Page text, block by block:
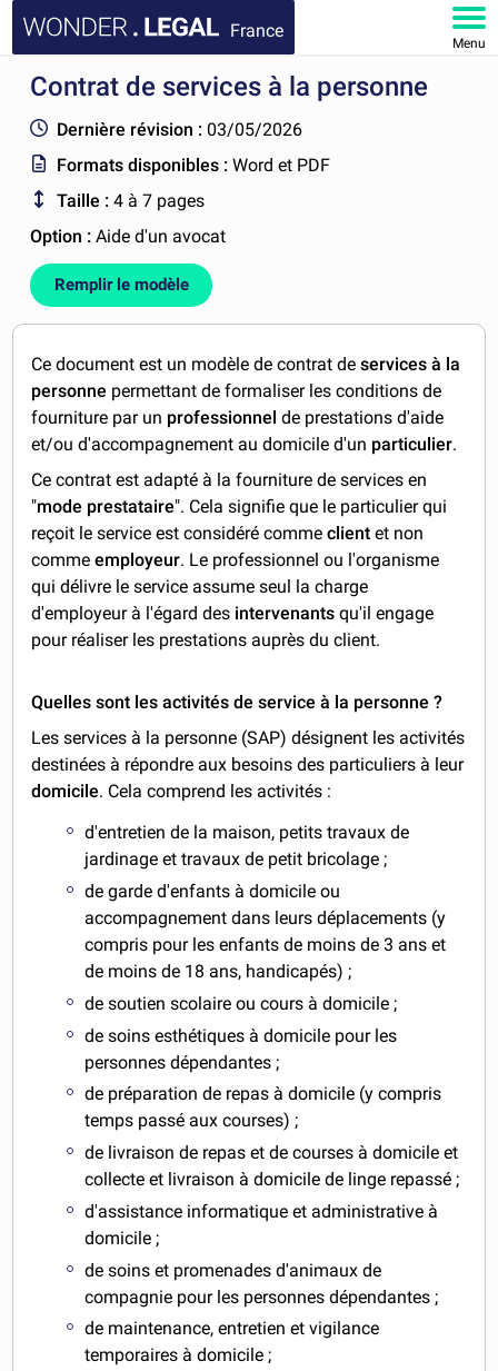
France
Menu
ACCUEIL
DOCUMENTS
FAQ
MON COMPTE
Contrat de services à la personne
Dernière révision : 03/05/2026
Formats disponibles :Word et PDF
Taille : 4 à 7 pages
Option :Aide d'un avocat
Remplir le modèle
Ce document est un modèle de contrat deservices à la
personne permettant de formaliser les conditions de
fourniture par un professionnel de prestations d'aide
et/ou d'accompagnement au domicile d'un particulier.
Ce contrat est adapté à la fourniture de services en
"mode prestataire". Cela signifie que le particulier qui
reçoit le service est considéré commeclient et non
commeemployeur. Le professionnel ou l'organisme
qui délivre le service assume seul la charge
d'employeur à l'égard des intervenantsqu'il engage
pour réaliser les prestations auprès du client.
Quelles sont les activités de service à la personne ?
Les services à la personne (SAP) désignent les activités
destinées à répondre aux besoins des particuliers à leur
domicile. Cela comprend les activités :
d'entretien de la maison, petits travaux de
jardinage et travaux de petit bricolage ;
de garde d'enfants à domicile ou
accompagnement dans leurs déplacements (y
compris pour les enfants de moins de 3 ans et
de moins de 18 ans, handicapés) ;
de soutien scolaire ou cours à domicile ;
de soins esthétiques à domicile pour les
personnes dépendantes ;
de préparation de repas à domicile (y compris
temps passé aux courses) ;
de livraison de repas et de courses à domicile et
collecte et livraison à domicile de linge repassé ;
d'assistance informatique et administrative à
domicile ;
de soins et promenades d'animaux de
compagnie pour les personnes dépendantes ;
de maintenance, entretien et vigilance
temporaires à domicile ;